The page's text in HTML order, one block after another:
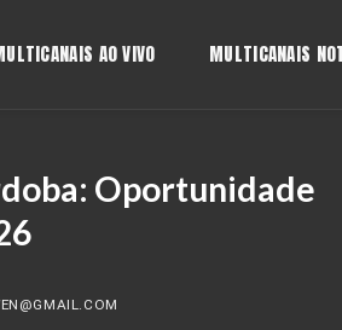
AO VIVO MULTICANAIS
Oportunidade